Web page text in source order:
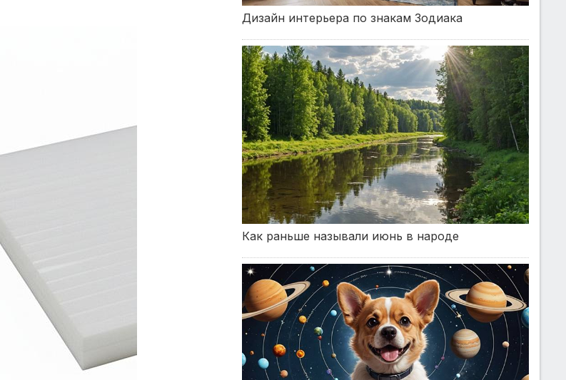
Дизайн интерьера по знакам Зодиака
Как раньше называли июнь в народе